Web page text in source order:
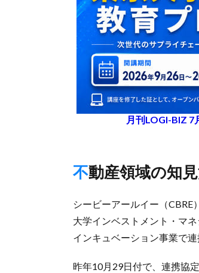
月刊LOGI-BIZ 7
不動産領域の知
シービーアールイー（
大学インベストメント・マ
インキュベーション事業で連
昨年10月29日付で、連携協定